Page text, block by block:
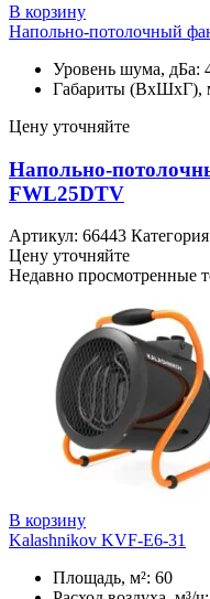
В корзину
Напольно-потолочный
Уровень шума, дБа:
Габариты (ВxШxГ),
Цену уточняйте
Напольно-
FWL25DTV
Артикул: 66443
Цену уточняйте
Недавно просмотренные
В корзину
Kalashnikov KVF-E6-31
Площадь, м²: 60